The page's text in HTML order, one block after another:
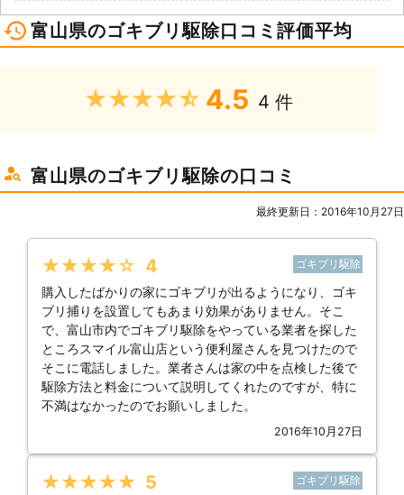
富山県のゴキブリ駆除口コミ評価平均
★★★★★ 4.5 4 件
富山県のゴキブリ駆除の口コミ
最終更新日：2016年10月27日
★★★★★ 4 ゴキブリ駆除
購入したばかりの家にゴキブリが出るようになり、ゴキ
ブリ捕りを設置してもあまり効果がありません。そこ
で、富山市内でゴキブリ駆除をやっている業者を探した
ところスマイル富山店という便利屋さんを見つけたので
そこに電話しました。業者さんは家の中を点検した後で
駆除方法と料金について説明してくれたのですが、特に
不満はなかったのでお願いしました。
2016年10月27日
★★★★★ 5 ゴキブリ駆除